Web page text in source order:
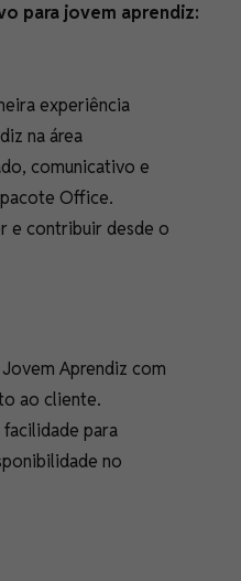
para jovem aprendiz:
experiência
na área
comunicativo e
Office.
e contribuir desde o
Aprendiz com
ao cliente.
para
no